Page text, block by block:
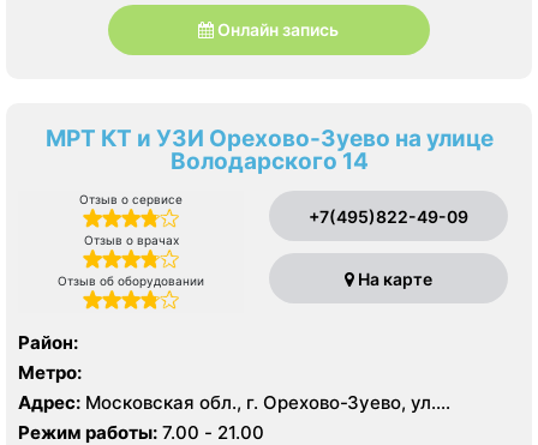
Онлайн запись
МРТ КТ и УЗИ Орехово-Зуево на улице
Володарского 14
Отзыв о сервисе
Отзыв о врачах
Отзыв об оборудовании
+7(495)822-49-09
На карте
Район:
Метро:
Адрес: Московская обл., г. Орехово-Зуево, ул.
Володарского, 14
Режим работы: 7.00 - 21.00